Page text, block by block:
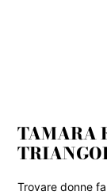
TAMARA
Trovare donne